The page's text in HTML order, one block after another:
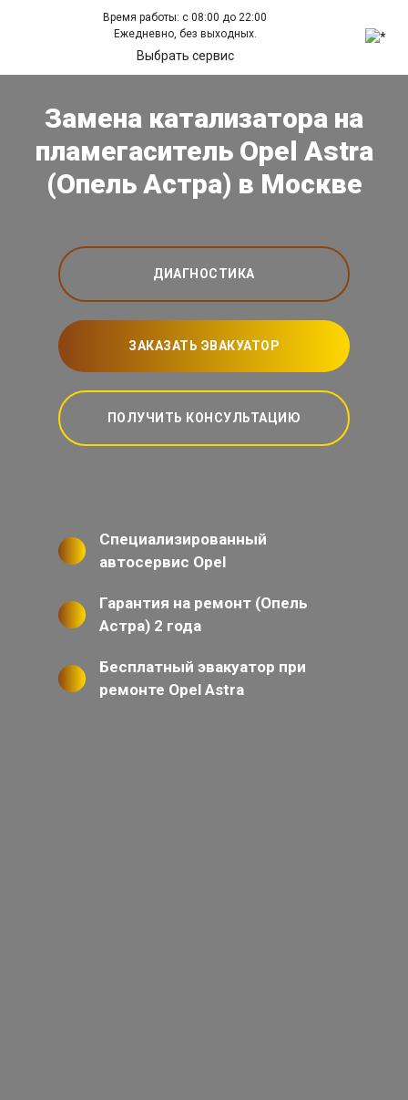
Время работы: с 08:00 до 22:00
Ежедневно, без выходных.
Выбрать сервис
Замена катализатора на
пламегаситель Opel Astra
(Опель Астра) в Москве
ДИАГНОСТИКА
ЗАКАЗАТЬ ЭВАКУАТОР
ПОЛУЧИТЬ КОНСУЛЬТАЦИЮ
Специализированный
автосервис Opel
Гарантия на ремонт (Опель
Астра) 2 года
Бесплатный эвакуатор при
ремонте Opel Astra